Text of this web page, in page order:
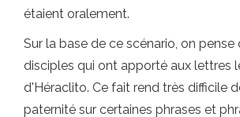
étaient oralement.
Sur la base de ce scénario, on pense
disciples qui ont apporté aux lettres
d'Héraclito. Ce fait rend très difficile
paternité sur certaines phrases et